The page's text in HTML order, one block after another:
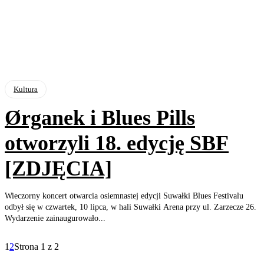
Kultura
Ørganek i Blues Pills
otworzyli 18. edycję SBF
[ZDJĘCIA]
Wieczorny koncert otwarcia osiemnastej edycji Suwałki Blues Festivalu
odbył się w czwartek, 10 lipca, w hali Suwałki Arena przy ul. Zarzecze 26.
Wydarzenie zainaugurowało...
1 2Strona 1 z 2